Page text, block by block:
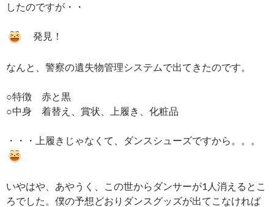
したのですが・・
発見！
なんと、警察の遺失物管理システムで出てきたのです。
○特徴 赤と黒
○中身 着替え、賞状、上履き、化粧品
・・・上履きじゃなくて、ダンスシューズですから。。。
いやはや、あやうく、この世からダンサーが1人消えるとこ
ろでした。僕の予想どおりダンスグッズが出てこなければ